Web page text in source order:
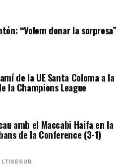
“Volem donar la sorpresa”
de la UE Santa Coloma a la
la Champions League
amb el Maccabi Haifa en la
de la Conference (3-1)